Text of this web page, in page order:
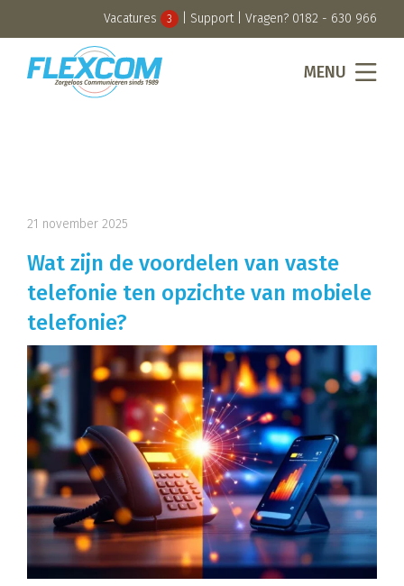
Vacatures 3 Support| Vragen? 0182 - 630 966
MENU
21 november 2025
Wat zijn de voordelen van vaste
telefonie ten opzichte van mobiele
telefonie?